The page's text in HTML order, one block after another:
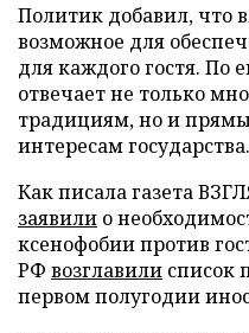
Политик добавил, что
возможное для
для каждого гостя. По
отвечает не только
традициям, но и
интересам государства.
Как писала газета
заявили о
ксенофобии против
РФ возглавили список
первом полугодии